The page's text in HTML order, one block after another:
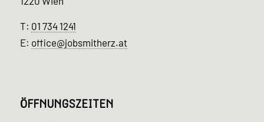
T: 01 734 1241
E: office@jobsmitherz.at
ÖFFNUNGSZEITEN